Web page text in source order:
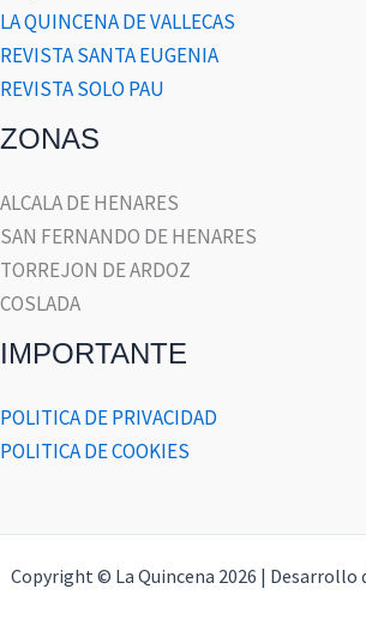
LA QUINCENA DE VALLECAS
REVISTA SANTA EUGENIA
REVISTA SOLO PAU
ZONAS
ALCALA DE HENARES
SAN FERNANDO DE HENARES
TORREJON DE ARDOZ
COSLADA
IMPORTANTE
POLITICA DE PRIVACIDAD
POLITICA DE COOKIES
Copyright © La Quincena 2026 | Desarrollo